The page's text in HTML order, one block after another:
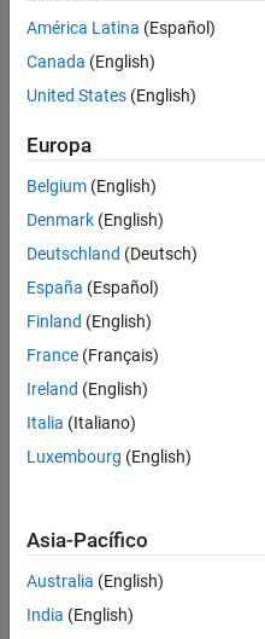
América Latina (Español)
Canada (English)
United States (English)
Europa
Belgium (English)
Denmark (English)
Deutschland (Deutsch)
España (Español)
Finland (English)
France (Français)
Ireland (English)
Italia (Italiano)
Luxembourg (English)
Asia-Pacífico
Australia (English)
India (English)
Centro de confianza
Política de privacidad
Información de contacto
© 1994-2026 The MathWorks,